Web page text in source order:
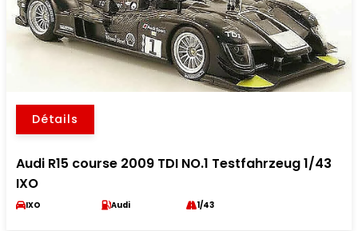
Détails
Audi R15 course 2009 TDI NO.1 Testfahrzeug 1/43
IXO
IXO Audi 1/43